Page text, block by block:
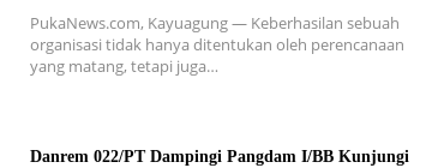
PukaNews.com, Kayuagung — Keberhasilan sebuah
organisasi tidak hanya ditentukan oleh perencanaan
yang matang, tetapi juga…
Danrem 022/PT Dampingi Pangdam I/BB Kunjungi